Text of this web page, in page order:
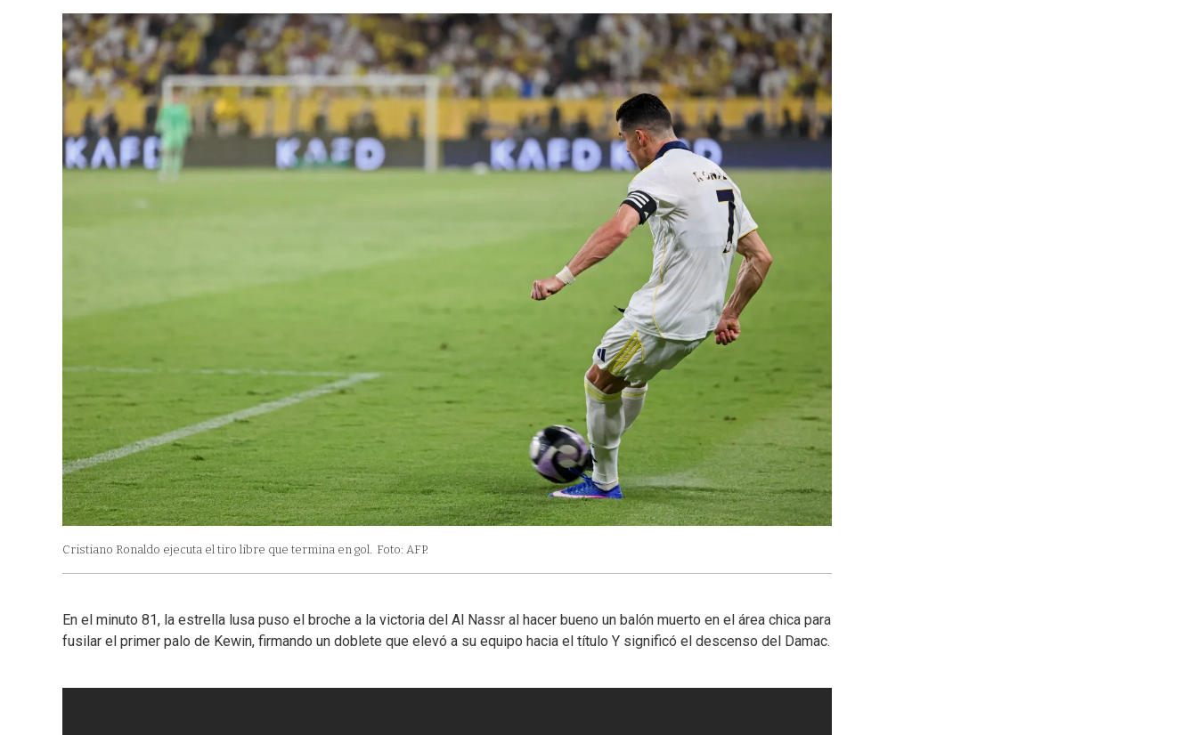
Cristiano Ronaldo ejecuta el tiro libre que termina en gol. Foto: AFP.
En el minuto 81, la estrella lusa puso el broche a la victoria del Al Nassr al hacer bueno un balón muerto en el área chica para
fusilar el primer palo de Kewin, firmando un doblete que elevó a su equipo hacia el título Y significó el descenso del Damac.